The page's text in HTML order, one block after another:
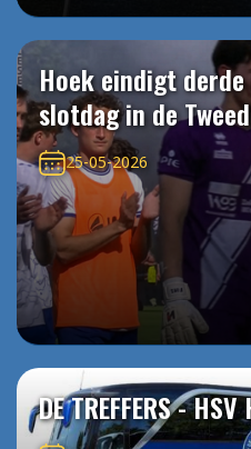
Hoek eindigt derde
slotdag in de
25-05-2026
DE TREFFERS - HSV